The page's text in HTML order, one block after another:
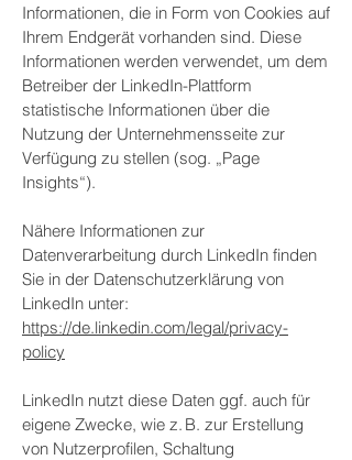
Informationen, die in Form von Cookies auf
Ihrem Endgerät vorhanden sind. Diese
Informationen werden verwendet, um dem
Betreiber der LinkedIn-Plattform
statistische Informationen über die
Nutzung der Unternehmensseite zur
Verfügung zu stellen (sog. „Page
Insights“).
Nähere Informationen zur
Datenverarbeitung durch LinkedIn finden
Sie in der Datenschutzerklärung von
LinkedIn unter:
https://de.linkedin.com/legal/privacy-
policy
LinkedIn nutzt diese Daten ggf. auch für
eigene Zwecke, wie z. B. zur Erstellung
von Nutzerprofilen, Schaltung